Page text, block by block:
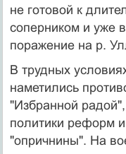
не готовой к
соперником и уже
поражение на р.
В трудных
наметились
"Избранной
политики реформ
"опричнины". На